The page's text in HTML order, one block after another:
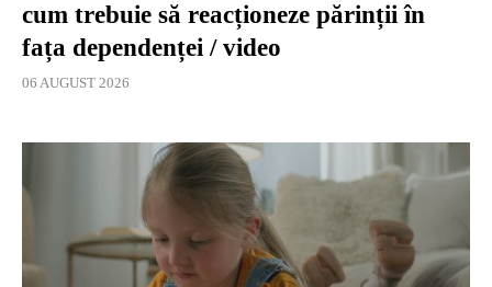
cum trebuie să reacționeze părinții în
fața dependenței / video
06 AUGUST 2026